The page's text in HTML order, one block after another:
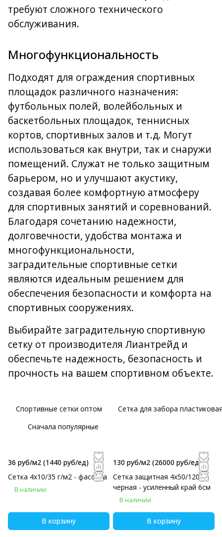
требуют сложного технического
обслуживания.
Многофункциональность
Подходят для ограждения спортивных
площадок различного назначения:
футбольных полей, волейбольных и
баскетбольных площадок, теннисных
кортов, спортивных залов и т.д. Могут
использоваться как внутри, так и снаружи
помещений. Служат не только защитным
барьером, но и улучшают акустику,
создавая более комфортную атмосферу
для спортивных занятий и соревнований.
Благодаря сочетанию надежности,
долговечности, удобства монтажа и
многофункциональности,
заградительные спортивные сетки
являются идеальным решением для
обеспечения безопасности и комфорта на
спортивных сооружениях.
Выбирайте заградительную спортивную
сетку от производителя Лиантрейд и
обеспечьте надежность, безопасность и
прочность на вашем спортивном объекте.
Спортивные сетки оптом
Сетка для забора
Сначала популярные
36 руб/м2 (1440 руб/eд)
Сетка 4х10/35 г/м2 - фасовка
В наличии
В корзину
130 руб/м2 (26000 руб/eд)
Сетка защитная 4х50/120
черная - усиленный край 6см
В наличии
В корзину